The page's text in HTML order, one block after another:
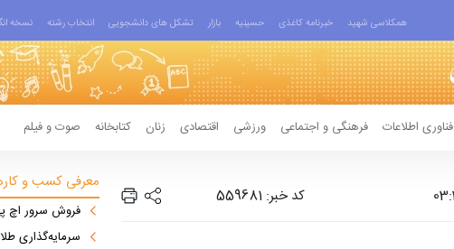
همکلاسی شهید خبرنامه کاغذی حسینیه بازار تشکل های دانشجویی انتخاب رشته نسخه
فناوری اطلاعات فرهنگی و اجتماعی ورزشی اقتصادی زنان کتابخانه صوت و فیلم
کد خبر: 559681
معرفی کسب و
فروش سرور اچ
سرمایه‌گذاری